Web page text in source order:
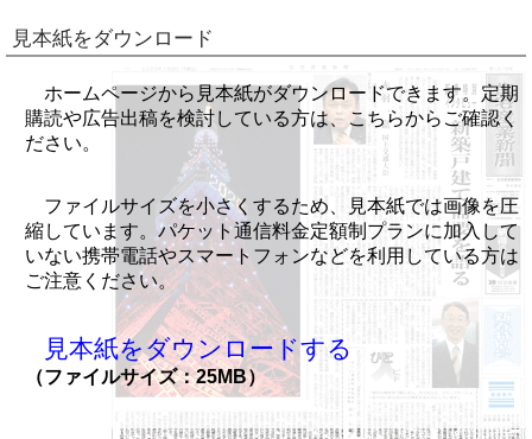
見本紙をダウンロード
ホームページから見本紙がダウンロードできます。定期
購読や広告出稿を検討している方は、こちらからご確認く
ださい。
ファイルサイズを小さくするため、見本紙では画像を圧
縮しています。パケット通信料金定額制プランに加入して
いない携帯電話やスマートフォンなどを利用している方は
ご注意ください。
見本紙をダウンロードする
（ファイルサイズ：25MB）